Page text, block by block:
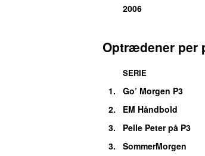
2006
Optrædener per
SERIE
1. Go’ Morgen P3
2.
EM Håndbold
3.
Pelle Peter på P3
3.
SommerMorgen